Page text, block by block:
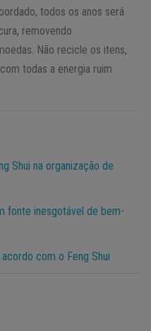
todos os anos será
removendo
Não recicle os itens,
todas a energia ruim
Shui na organização de
fonte inesgotável de bem-
com o Feng Shui